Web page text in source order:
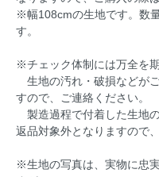
※幅108cmの生地です。数
す。
※チェック体制には万全を
生地の汚れ・破損などが
すので、ご連絡ください。
製造過程で付着した生地
返品対象外となりますので
※生地の写真は、実物に忠